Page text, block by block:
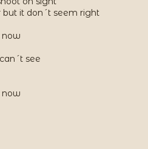
it don´t seem right
now
see
now